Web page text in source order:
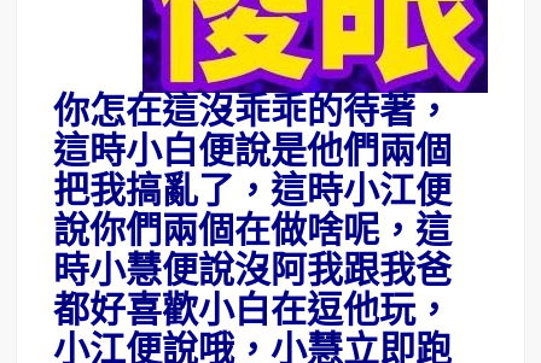
你怎在這沒乖乖的待著，
這時小白便說是他們兩個
把我搞亂了，這時小江便
說你們兩個在做啥呢，這
時小慧便說沒阿我跟我爸
都好喜歡小白在逗他玩，
小江便說哦，小慧立即跑